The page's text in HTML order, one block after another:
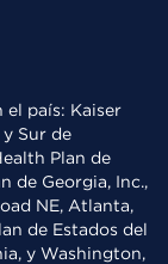
el país: Kaiser
Sur de
Plan de
de Georgia, Inc.,
NE, Atlanta,
de Estados del
y Washington,